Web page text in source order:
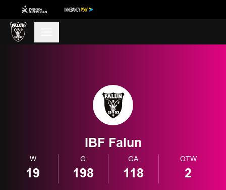
IBF Falun
W
19
G
198
GA
118
OTW
2